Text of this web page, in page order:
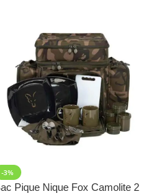
-3%
Pique Nique Fox Camolite 2